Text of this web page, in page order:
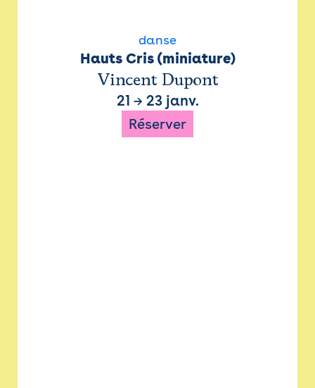
danse
Hauts Cris (miniature)
Vincent Dupont
21 → 23 janv.
Réserver